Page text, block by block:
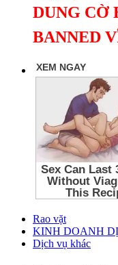
DUNG CỜ
BANNED
Rao vặt
KINH DOANH
Dịch vụ khác